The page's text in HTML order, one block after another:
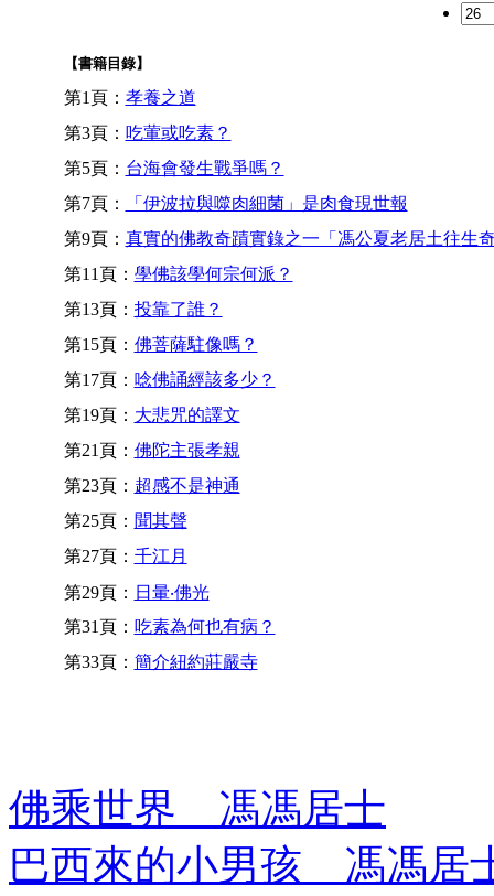
【書籍目錄】
第1頁： 孝養之道
第3頁： 吃葷或吃素？
第5頁： 台海會發生戰爭嗎？
第7頁：
「伊波拉與噬肉細菌」是肉食現世報
第9頁： 真實的佛教奇蹟實錄之一「馮公夏老居土往生
第11頁： 學佛該學何宗何派？
第13頁： 投靠了誰？
第15頁： 佛菩薩駐像嗎？
第17頁： 唸佛誦經該多少？
第19頁： 大悲咒的譯文
第21頁： 佛陀主張孝親
第23頁： 超感不是神通
第25頁： 聞其聲
第27頁： 千江月
第29頁： 日暈‧佛光
第31頁： 吃素為何也有病？
第33頁： 簡介紐約莊嚴寺
佛乘世界 馮馮居士
巴西來的小男孩 馮馮居